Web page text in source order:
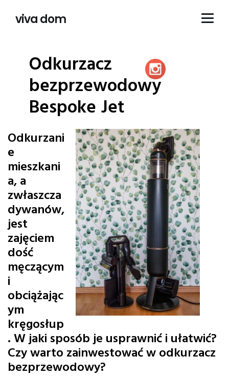
viva dom
Odkurzacz
bezprzewodowy
Bespoke Jet
Odkurzani
e
mieszkani
a, a
zwłaszcza
dywanów,
jest
zajęciem
dość
męczącym
i
obciążając
ym
kręgosłup
. W jaki sposób je usprawnić i ułatwić?
Czy warto zainwestować w odkurzacz
bezprzewodowy?